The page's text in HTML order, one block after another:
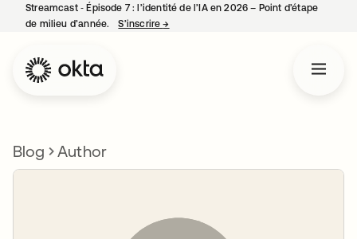
Streamcast ‑ Épisode 7 : l’identité de l’IA en 2026 – Point d’étape
de milieu d’année.
S’inscrire→
Blog Author